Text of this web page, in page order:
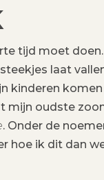
tijd moet
laat
kinderen
mijn oudste
. Onder de
hoe ik dit dan